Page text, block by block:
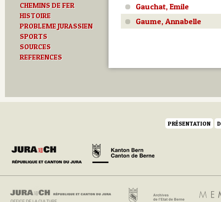
CHEMINS DE FER
HISTOIRE
PROBLEME JURASSIEN
SPORTS
SOURCES
REFERENCES
Gauchat, Emile
Gaume, Annabelle
PRÉSENTATION